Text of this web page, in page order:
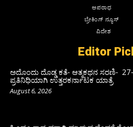
ಅಪರಾಧ
ಬ್ರೇಕಿಂಗ್ ನ್ಯೂಸ್
ವಿದೇಶ
Editor
ಅದೊಂದು ದೊಡ್ಡ ಕತೆ- ಆತ್ಮಕಥನ ಸರಣಿ- 27-
ಪ್ರತಿನಿಧಿಯಾಗಿ ಉತ್ತರಕರ್ನಾಟಕ ಯಾತ್ರೆ
August 6, 2026